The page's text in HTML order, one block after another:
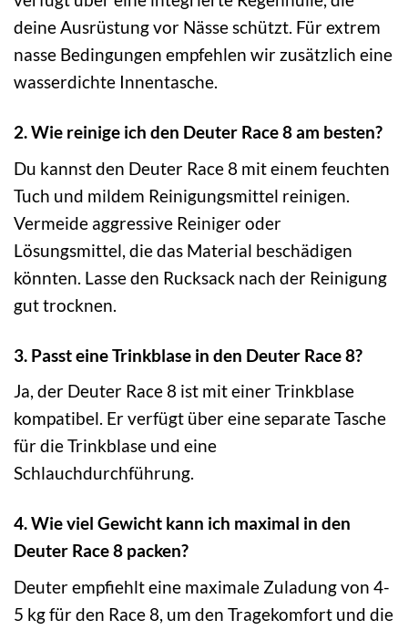
deine Ausrüstung vor Nässe schützt. Für extrem
nasse Bedingungen empfehlen wir zusätzlich eine
wasserdichte Innentasche.
2. Wie reinige ich den Deuter Race 8 am besten?
Du kannst den Deuter Race 8 mit einem feuchten
Tuch und mildem Reinigungsmittel reinigen.
Vermeide aggressive Reiniger oder
Lösungsmittel, die das Material beschädigen
könnten. Lasse den Rucksack nach der Reinigung
gut trocknen.
3. Passt eine Trinkblase in den Deuter Race 8?
Ja, der Deuter Race 8 ist mit einer Trinkblase
kompatibel. Er verfügt über eine separate Tasche
für die Trinkblase und eine
Schlauchdurchführung.
4. Wie viel Gewicht kann ich maximal in den
Deuter Race 8 packen?
Deuter empfiehlt eine maximale Zuladung von 4-
5 kg für den Race 8, um den Tragekomfort und die